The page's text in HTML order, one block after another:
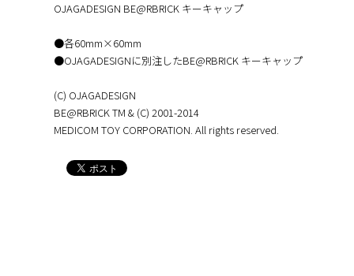
OJAGADESIGN BE@RBRICK キーキャップ
●各60mm×60mm
●OJAGADESIGNに別注したBE@RBRICK キーキャップ
(C) OJAGADESIGN
BE@RBRICK TM & (C) 2001-2014
MEDICOM TOY CORPORATION. All rights reserved.